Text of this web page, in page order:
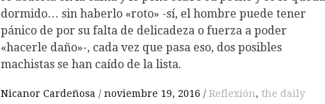
dormido… sin haberlo «roto» -sí, el hombre puede tener
pánico de por su falta de delicadeza o fuerza a poder
«hacerle daño»-, cada vez que pasa eso, dos posibles
machistas se han caído de la lista.
Nicanor Cardeñosa noviembre 19, 2016 Reflexión, the daily